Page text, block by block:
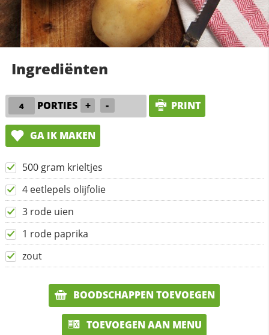
Ingrediënten
PORTIES + - PRINT
GA IK MAKEN
500 gram krieltjes
4 eetlepels olijfolie
3 rode uien
1 rode paprika
zout
BOODSCHAPPEN TOEVOEGEN
TOEVOEGEN AAN MENU